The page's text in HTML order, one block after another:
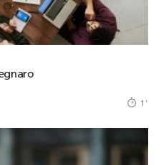
1’